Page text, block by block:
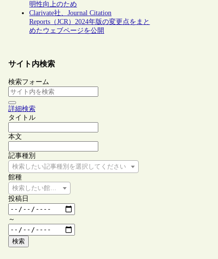
明性向上のため
Clarivate社、Journal Citation
Reports（JCR）2024年版の変更点をまと
めたウェブページを公開
サイト内検索
検索フォーム
詳細検索
タイトル
本文
記事種別
検索したい記事種別を選択してください
館種
検索したい館種を選択してください
投稿日
～
検索